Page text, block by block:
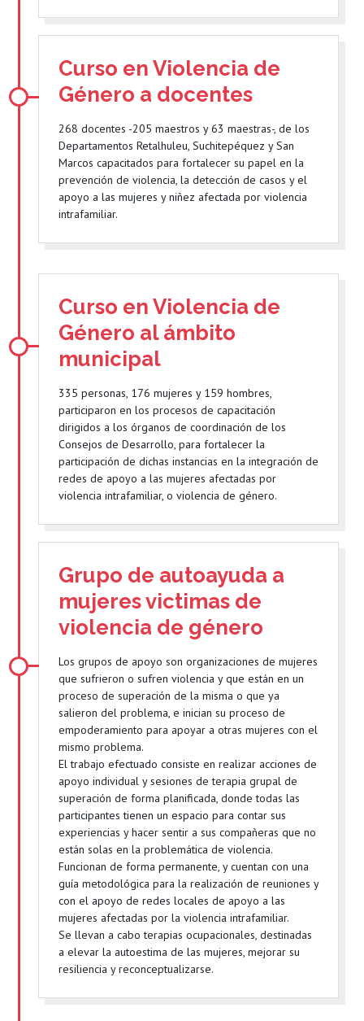
Curso en Violencia de
Género a docentes
268 docentes -205 maestros y 63 maestras-, de los
Departamentos Retalhuleu, Suchitepéquez y San
Marcos capacitados para fortalecer su papel en la
prevención de violencia, la detección de casos y el
apoyo a las mujeres y niñez afectada por violencia
intrafamiliar.
Curso en Violencia de
Género al ámbito
municipal
335 personas, 176 mujeres y 159 hombres,
participaron en los procesos de capacitación
dirigidos a los órganos de coordinación de los
Consejos de Desarrollo, para fortalecer la
participación de dichas instancias en la integración de
redes de apoyo a las mujeres afectadas por
violencia intrafamiliar, o violencia de género.
Grupo de autoayuda a
mujeres victimas de
violencia de género
Los grupos de apoyo son organizaciones de mujeres
que sufrieron o sufren violencia y que están en un
proceso de superación de la misma o que ya
salieron del problema, e inician su proceso de
empoderamiento para apoyar a otras mujeres con el
mismo problema.
El trabajo efectuado consiste en realizar acciones de
apoyo individual y sesiones de terapia grupal de
superación de forma planificada, donde todas las
participantes tienen un espacio para contar sus
experiencias y hacer sentir a sus compañeras que no
están solas en la problemática de violencia.
Funcionan de forma permanente, y cuentan con una
guía metodológica para la realización de reuniones y
con el apoyo de redes locales de apoyo a las
mujeres afectadas por la violencia intrafamiliar.
Se llevan a cabo terapias ocupacionales, destinadas
a elevar la autoestima de las mujeres, mejorar su
resiliencia y reconceptualizarse.